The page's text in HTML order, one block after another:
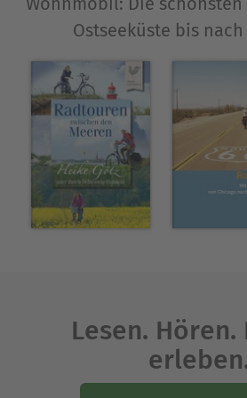
Ostseeküste bis nach
Lesen. Hören.